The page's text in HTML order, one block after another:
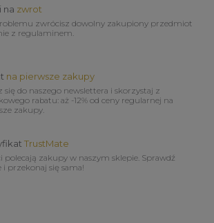
na zwrot
zwrócisz dowolny zakupiony przedmiot
z regulaminem.
na pierwsze zakupy
się do naszego newslettera i skorzystaj z
rabatu: aż -12% od ceny regularnej na
zakupy.
TrustMate
polecają zakupy w naszym sklepie. Sprawdź
i przekonaj się sama!